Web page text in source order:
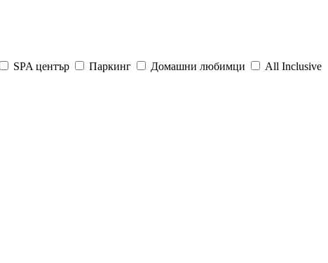
SPA център Паркинг Домашни любимци
All Inclusive